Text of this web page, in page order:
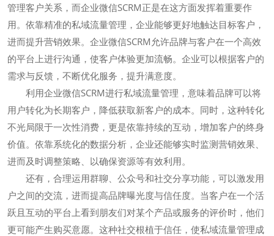
管理客户关系，而企业微信SCRM正是在这方面发挥着重要作
用。依靠精准的私域流量管理，企业能够更好地触达目标客户，
进而提升营销效果。企业微信SCRM允许品牌与客户在一个高效
的平台上进行沟通，使客户体验更加流畅。企业可以根据客户的
需求与反馈，不断优化服务，提升满意度。
利用企业微信SCRM进行私域流量管理，意味着品牌可以将
用户转化为长期客户，降低获取新客户的成本。同时，这种转化
不光局限于一次性消费，更是依靠持续的互动，增加客户的终身
价值。依靠系统化的数据分析，企业还能够实时监测营销效果、
进而及时调整策略、以确保资源等有效利用。
还有，合理运用群聊、公众号和社交分享功能，可以激发用
户之间的交流，进而提高品牌曝光度与信任度。当客户在一个活
跃且互动的平台上看到朋友们对某个产品或服务的评价时，他们
更可能产生购买意愿。这种社交根植于信任，使私域流量管理成